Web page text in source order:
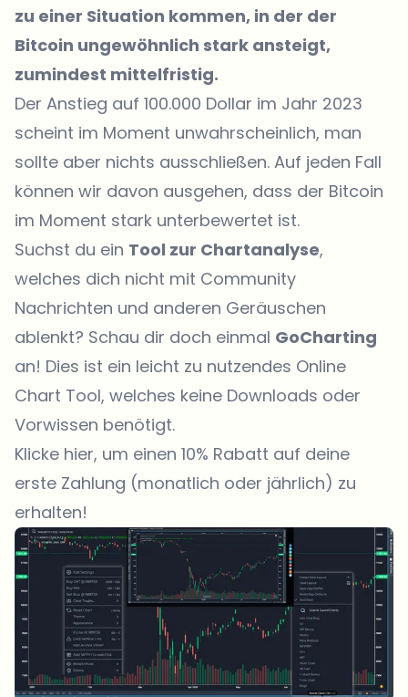
zu einer Situation kommen, in der der
Bitcoin ungewöhnlich stark ansteigt,
zumindest mittelfristig.
Der Anstieg auf 100.000 Dollar im Jahr 2023
scheint im Moment unwahrscheinlich, man
sollte aber nichts ausschließen. Auf jeden Fall
können wir davon ausgehen, dass der Bitcoin
im Moment stark unterbewertet ist.
Suchst du ein Tool zur Chartanalyse,
welches dich nicht mit Community
Nachrichten und anderen Geräuschen
ablenkt? Schau dir doch einmal GoCharting
an! Dies ist ein leicht zu nutzendes Online
Chart Tool, welches keine Downloads oder
Vorwissen benötigt.
Klicke hier, um einen 10% Rabatt auf deine
erste Zahlung (monatlich oder jährlich) zu
erhalten!